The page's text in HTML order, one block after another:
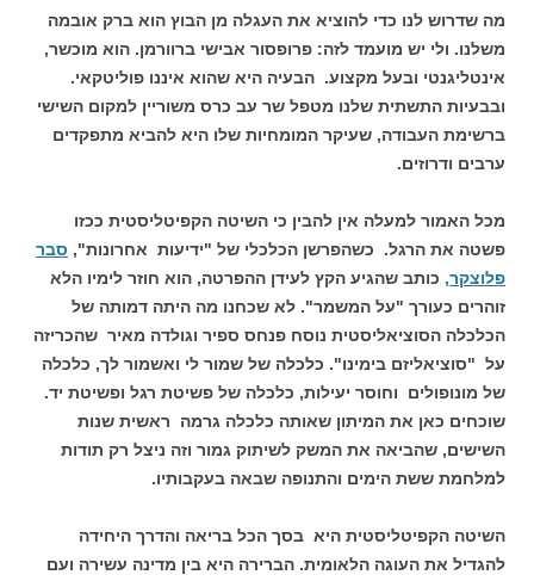
מה שדרוש לנו כדי להוציא את העגלה מן הבוץ הוא ברק אובמה
משלנו. ולי יש מועמד לזה: פרופסור אבישי ברוורמן. הוא מוכשר,
אינטליגנטי ובעל מקצוע. הבעיה היא שהוא איננו פוליטקאי.
ובבעיות התשתית שלנו מטפל שר עב כרס משוריין למקום השישי
ברשימת העבודה, שעיקר המומחיות שלו היא להביא מתפקדים
ערבים ודרוזים.
מכל האמור למעלה אין להבין כי השיטה הקפיטליסטית ככזו
פשטה את הרגל. כשהפרשן הכלכלי של "ידיעות אחרונות", סבר
פלוצקר, כותב שהגיע הקץ לעידן ההפרטה, הוא חוזר לימיו הלא
זוהרים כעורך "על המשמר". לא שכחנו מה היתה דמותה של
הכלכלה הסוציאליסטית נוסח פנחס ספיר וגולדה מאיר שהכריזה
על "סוציאליזם בימינו". כלכלה של שמור לי ואשמור לך, כלכלה
של מונופולים וחוסר יעילות, כלכלה של פשיטת רגל ופשיטת יד.
שוכחים כאן את המיתון שאותה כלכלה גרמה ראשית שנות
השישים, שהביאה את המשק לשיתוק גמור וזה ניצל רק תודות
למלחמת ששת הימים והתנופה שבאה בעקבותיו.
השיטה הקפיטליסטית היא בסך הכל בריאה והדרך היחידה
להגדיל את העוגה הלאומית. הברירה היא בין מדינה עשירה ועם